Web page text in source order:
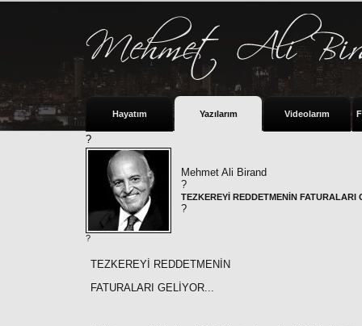
Hayatım Yazılarım Videolarım
?
Mehmet Ali Birand
?
TEZKEREYİ REDDETMENİN FATURALARI
?
?
TEZKEREYİ REDDETMENİN
FATURALARI GELİYOR...